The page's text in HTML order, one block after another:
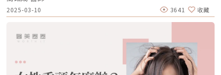
PICOSURE PRO鉑金蜂巢皮秒適用族群PICOSURE PRO鉑金蜂巢皮秒適合
廣泛族群，不論膚質為何，都提供了無比優越的解決方式。 深層和淺層斑
點，如肝斑、曬斑、雀斑、太田母斑、顴骨母斑 改善臉部凹洞型痘疤或坑
疤 改善毛孔粗大，使肌膚細緻 刺激膠原蛋白增生，能改善皺紋、細紋困擾
PICOSURE PRO鉑金蜂巢皮秒5大優勢皮秒雷射的優越表現並非僅仰賴市場
聲譽。在眾多臨床研究和學術論文早已為安全性和效果提供了有力的實證。
憑藉美國FDA和台灣TFDA的雙重認證，PicoSure皮秒雷射在治療黑色素、
刺青、痘疤、皺紋等已證實有非常好的效果。隨著2022年美國FDA再次核
准治療肝斑，更進一步證實擁有全面和優越的治療領域。 榮獲多國國際認
證：台灣TFDA、美國FDA、歐盟CE等。 適合多項適應症：適合痘疤、毛
漿」。PRP存在於人體血液之中，含有多元生長因子，可促進軟骨細胞分
化、組織再生，因此常施打於受傷患部中，例如肌腱、韌帶、軟骨等部位，
強化身體自體修復。而當PRP應用在生髮治療時，可以強化毛囊細胞，讓瀕
延長毛囊生長期，甚至還能讓毛囊從休止期進入生長期。此外，PRP生髮治
療也具備抑制組織發炎的作用，可減緩植髮後傷口帶來的不適感，且因為
PRP是取自於患者本身的血液，不會出現排斥、過敏情形，是相當安全且有
效的生髮治療方式。PRP生髮治療流程介紹（圖／首盛診所-簡銘成醫師提
供）PRP生髮治療流程可分為以下6個步驟： 抽取20c.c.的血液至分離管
內。 將分離管放入離心機進行血液分離。 血液離心處理後，分離出高純度
2025-03-10 3641 收藏